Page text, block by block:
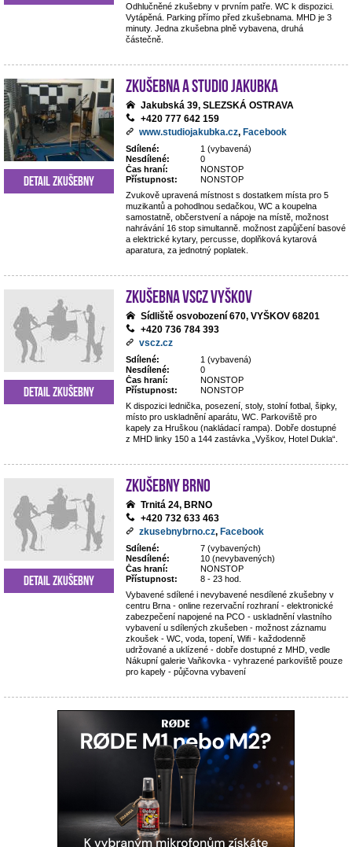
Odhlučněné zkušebny v prvním patře. WC k dispozici.
Vytápěná. Parking přímo před zkušebnama. MHD je 3
minuty. Jedna zkušebna plně vybavena, druhá
částečně.
Zkušebna a studio Jakubka
Jakubská 39, SLEZSKÁ OSTRAVA
+420 777 642 159
www.studiojakubka.cz, Facebook
Sdílené:
1 (vybavená)
Nesdílené:
0
Čas hraní:
NONSTOP
Přístupnost:
NONSTOP
Zvukově upravená místnost s dostatkem místa pro 5
muzikantů a pohodlnou sedačkou, WC a koupelna
samostatně, občerstvení a nápoje na místě, možnost
nahrávání 16 stop simultanně. možnost zapůjčení basové
a elektrické kytary, percusse, doplňková kytarová
aparatura, za jednotný poplatek.
Detail zkušebny
Zkušebna VSCZ Vyškov
Sídliště osvobození 670, VYŠKOV 68201
+420 736 784 393
vscz.cz
Sdílené:
1 (vybavená)
Nesdílené:
0
Čas hraní:
NONSTOP
Přístupnost:
NONSTOP
K dispozici lednička, posezení, stoly, stolní fotbal, šipky,
místo pro uskladnění aparátu, WC. Parkoviště pro
kapely za Hruškou (nakládací rampa). Dobře dostupné
z MHD linky 150 a 144 zastávka „Vyškov, Hotel Dukla“.
Detail zkušebny
Zkušebny Brno
Trnitá 24, BRNO
+420 732 633 463
zkusebnybrno.cz, Facebook
Sdílené:
7 (vybavených)
Nesdílené:
10 (nevybavených)
Čas hraní:
NONSTOP
Přístupnost:
8 - 23 hod.
Vybavené sdílené i nevybavené nesdílené zkušebny v
centru Brna - online rezervační rozhraní - elektronické
zabezpečení napojené na PCO - uskladnění vlastního
vybavení u sdílených zkušeben - možnost záznamu
zkoušek - WC, voda, topení, Wifi - každodenně
udržované a uklízené - dobře dostupné z MHD, vedle
Nákupní galerie Vaňkovka - vyhrazené parkoviště pouze
pro kapely - půjčovna vybavení
Detail zkušebny